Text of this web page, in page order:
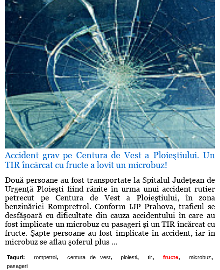
Accident grav pe Centura de Vest a Ploieştiului. Un
TIR încărcat cu fructe a lovit un microbuz!
Două persoane au fost transportate la Spitalul Judeţean de
Urgenţă Ploieşti fiind rănite în urma unui accident rutier
petrecut pe Centura de Vest a Ploieştiului, în zona
benzinăriei Rompretrol. Conform IJP Prahova, traficul se
desfăşoară cu dificultate din cauza accidentului în care au
fost implicate un microbuz cu pasageri şi un TIR încărcat cu
fructe. Şapte persoane au fost implicate în accident, iar în
microbuz se aflau şoferul plus ...
Taguri: rompetrol, centura de vest, ploiesti, tir, fructe, microbuz,
pasageri